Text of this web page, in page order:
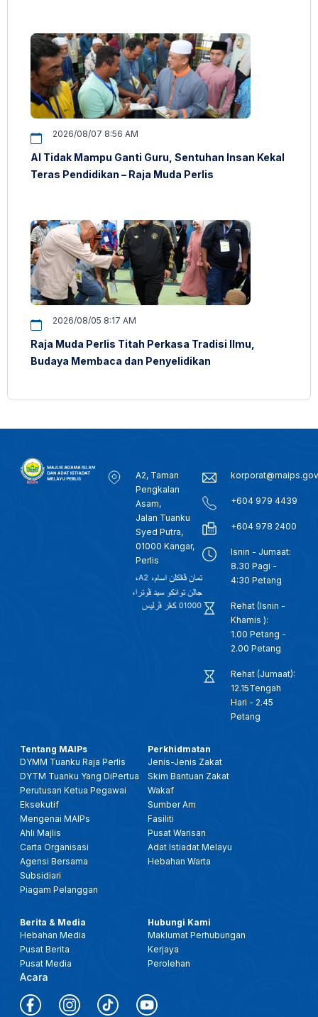
2026/08/07 8:56 AM
AI Tidak Mampu Ganti Guru, Sentuhan Insan Kekal
Teras Pendidikan – Raja Muda Perlis
2026/08/05 8:17 AM
Raja Muda Perlis Titah Perkasa Tradisi Ilmu,
Budaya Membaca dan Penyelidikan
A2, Taman
Pengkalan
Asam,
Jalan Tuanku
Syed Putra,
01000 Kangar,
Perlis
+604 979 4439
+604 978 2400
Isnin - Jumaat:
8.30 Pagi -
4:30 Petang
Rehat (Isnin -
Khamis ):
1.00 Petang -
2.00 Petang
Rehat (Jumaat):
12.15Tengah
Hari - 2.45
Petang
Tentang MAIPs
DYMM Tuanku Raja Perlis
DYTM Tuanku Yang DiPertua
Perutusan Ketua Pegawai
Eksekutif
Mengenai MAIPs
Ahli Majlis
Carta Organisasi
Agensi Bersama
Subsidiari
Piagam Pelanggan
Perkhidmatan
Jenis-Jenis Zakat
Skim Bantuan Zakat
Wakaf
Sumber Am
Fasiliti
Pusat Warisan
Adat Istiadat Melayu
Hebahan Warta
Berita & Media
Hebahan Media
Pusat Berita
Pusat Media
Acara
Hubungi Kami
Maklumat Perhubungan
Kerjaya
Perolehan